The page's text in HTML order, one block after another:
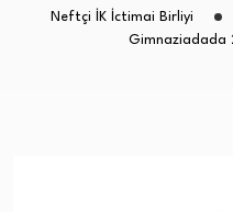
Neftçi İK İctimai Birliyi
Gimnaziadada